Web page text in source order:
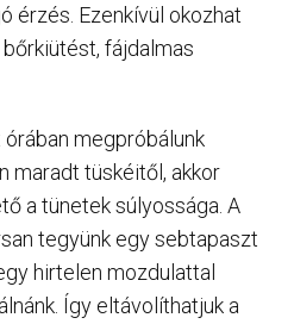
érzés. Ezenkívül okozhat
fájdalmas
megpróbálunk
maradt tüskéitől, akkor
a tünetek súlyossága. A
tegyünk egy sebtapaszt
hirtelen mozdulattal
Így eltávolíthatjuk a